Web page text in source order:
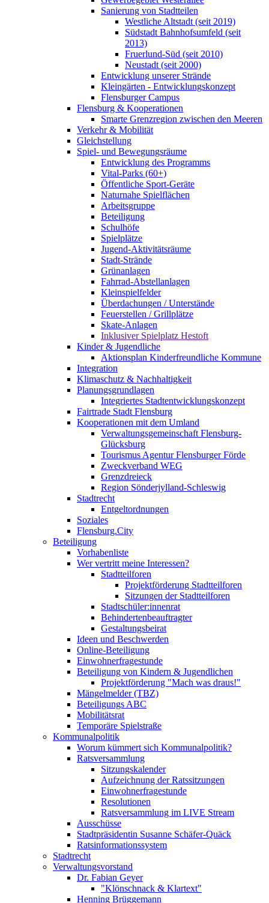
Sanierung von Stadtteilen
Westliche Altstadt (seit 2019)
Südstadt Bahnhofsumfeld (seit
2013)
Fruerlund-Süd (seit 2010)
Neustadt (seit 2000)
Entwicklung unserer Strände
Kleingärten - Entwicklungskonzept
Flensburger Campus
Flensburg & Kooperationen
Smarte Grenzregion zwischen den Meeren
Verkehr & Mobilität
Gleichstellung
Spiel- und Bewegungsräume
Entwicklung des Programms
Vital-Parks (60+)
Öffentliche Sport-Geräte
Naturnahe Spielflächen
Arbeitsgruppe
Beteiligung
Schulhöfe
Spielplätze
Jugend-Aktivitätsräume
Stadt-Strände
Grünanlagen
Fahrrad-Abstellanlagen
Kleinspielfelder
Überdachungen / Unterstände
Feuerstellen / Grillplätze
Skate-Anlagen
Inklusiver Spielplatz Hestoft
Kinder & Jugendliche
Aktionsplan Kinderfreundliche Kommune
Integration
Klimaschutz & Nachhaltigkeit
Planungsgrundlagen
Integriertes Stadtentwicklungskonzept
Fairtrade Stadt Flensburg
Kooperationen mit dem Umland
Verwaltungsgemeinschaft Flensburg-
Glücksburg
Tourismus Agentur Flensburger Förde
Zweckverband WEG
Grenzdreieck
Region Sönderjylland-Schleswig
Stadtrecht
Entgeltordnungen
Soziales
Flensburg.City
Beteiligung
Vorhabenliste
Wer vertritt meine Interessen?
Stadtteilforen
Projektförderung Stadtteilforen
Sitzungen der Stadtteilforen
Stadtschüler:innenrat
Behindertenbeauftragter
Gestaltungsbeirat
Ideen und Beschwerden
Online-Beteiligung
Einwohnerfragestunde
Beteiligung von Kindern & Jugendlichen
Projektförderung "Mach was draus!"
Mängelmelder (TBZ)
Beteiligungs ABC
Mobilitätsrat
Temporäre Spielstraße
Kommunalpolitik
Worum kümmert sich Kommunalpolitik?
Ratsversammlung
Sitzungskalender
Aufzeichnung der Ratssitzungen
Einwohnerfragestunde
Resolutionen
Ratsversammlung im LIVE Stream
Ausschüsse
Stadtpräsidentin Susanne Schäfer-Quäck
Ratsinformationssystem
Stadtrecht
Verwaltungsvorstand
Dr. Fabian Geyer
"Klönschnack & Klartext"
Henning Brüggemann